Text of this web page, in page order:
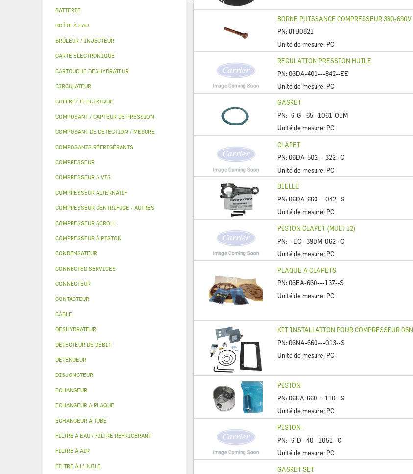
BATTERIE
BOÎTE À EAU
BRÛLEUR / INJECTEUR
CARTE ELECTRONIQUE
CARTOUCHE DESHYDRATEUR
CIRCULATEUR
COFFRET ELECTRIQUE
COMPOSANT / CAPTEUR DE PRESSION
COMPOSANT DE DETECTION / MESURE
COMPOSANTS RÉFRIGÉRANTS
COMPRESSEUR
COMPRESSEUR A VIS
COMPRESSEUR ALTERNATIF
COMPRESSEUR CENTRIFUGE / AUTRES
COMPRESSEUR SCROLL
COMPRESSEUR À PISTON
CONDENSATEUR
CONNECTED SERVICES
CONNECTEUR
CONTACTEUR
CÂBLE
DESHYDRATEUR
DETECTEUR DE DEBIT
DETENDEUR
DISJONCTEUR
ECHANGEUR
ECHANGEUR A PLAQUE
ECHANGEUR A TUBE
FILTRE A EAU / FILTRE REFRIGERANT
FILTRE À AIR
FILTRE À L'HUILE
BORNE PUISSANCE COMPRESSEUR 380-690V
PN:8TB0821
Unité de mesure: PC
REGULATION PRESSION HUILE
PN:06DA-401---842--EE
Unité de mesure: PC
GASKET
PN:-6-G--65--1061-OEM
Unité de mesure: PC
CLAPET
PN:06DA-502---322--C
Unité de mesure: PC
BIELLE
PN:06DA-660---042--S
Unité de mesure: PC
PISTON CLAPET (MULT 12)
PN:--EC--39DM-062--C
Unité de mesure: PC
PLAQUE A CLAPETS
PN:06EA-660---137--S
Unité de mesure: PC
KIT INSTALLATION POUR COMPRESSEUR 06N
PN:06NA-660---013--S
Unité de mesure: PC
PISTON
PN:06EA-660---110--S
Unité de mesure: PC
PISTON -
PN:-6-D--40--1051--C
Unité de mesure: PC
GASKET SET